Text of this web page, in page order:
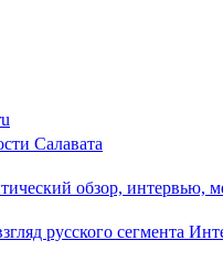
Салавата
обзор, интервью,
русского сегмента